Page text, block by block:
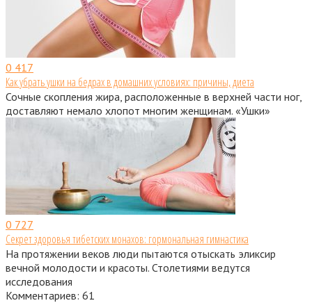
0 417
Как убрать ушки на бедрах в домашних условиях: причины, диета
Сочные скопления жира, расположенные в верхней части ног,
доставляют немало хлопот многим женщинам. «Ушки»
0 727
Секрет здоровья тибетских монахов: гормональная гимнастика
На протяжении веков люди пытаются отыскать эликсир
вечной молодости и красоты. Столетиями ведутся
исследования
Комментариев: 61